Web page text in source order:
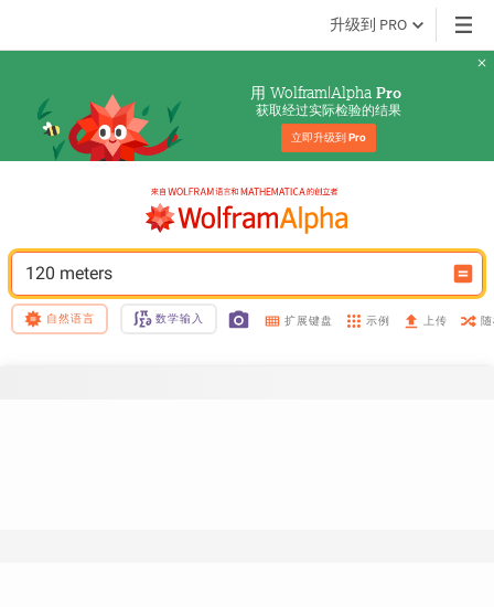
升级到 PRO
用 Wolfram|Alpha Pro
获取经过实际检验的结果
立即升级到 Pro
120 meters
自然语言 数学输入 扩展键盘 示例 上传